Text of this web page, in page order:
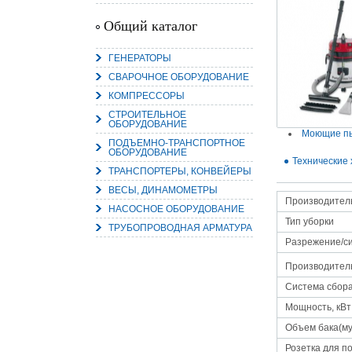
Общий каталог
ГЕНЕРАТОРЫ
СВАРОЧНОЕ ОБОРУДОВАНИЕ
КОМПРЕССОРЫ
СТРОИТЕЛЬНОЕ
ОБОРУДОВАНИЕ
ПОДЪЕМНО-ТРАНСПОРТНОЕ
ОБОРУДОВАНИЕ
ТРАНСПОРТЕРЫ, КОНВЕЙЕРЫ
ВЕСЫ, ДИНАМОМЕТРЫ
НАСОСНОЕ ОБОРУДОВАНИЕ
ТРУБОПРОВОДНАЯ АРМАТУРА
Моющие
Технические
Тип уборки
Разрежение/
Система
Мощность, кВт
Объем
Розетка для